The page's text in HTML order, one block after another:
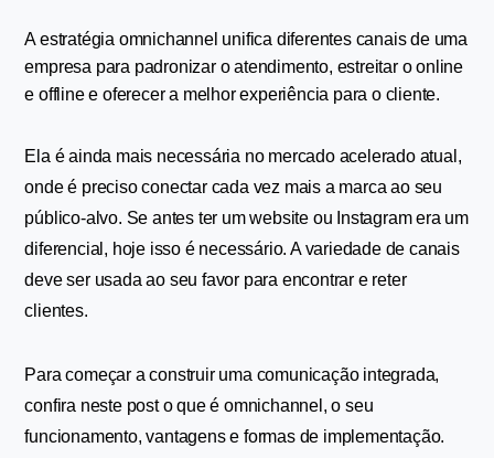
A estratégia omnichannel unifica diferentes canais de uma
empresa para padronizar o atendimento, estreitar o online
e offline e oferecer a melhor experiência para o cliente.
Ela é ainda mais necessária no mercado acelerado atual,
onde é preciso conectar cada vez mais a marca ao seu
público-alvo. Se antes ter um website ou Instagram era um
diferencial, hoje isso é necessário. A variedade de canais
deve ser usada ao seu favor para encontrar e reter
clientes.
Para começar a construir uma comunicação integrada,
confira neste post o que é omnichannel, o seu
funcionamento, vantagens e formas de implementação.